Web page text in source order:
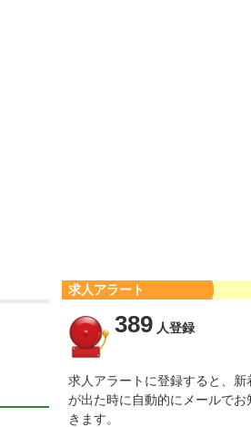
求人アラート
389人登録
求人アラートに登録すると、新
が出た時に自動的にメールでお
きます。